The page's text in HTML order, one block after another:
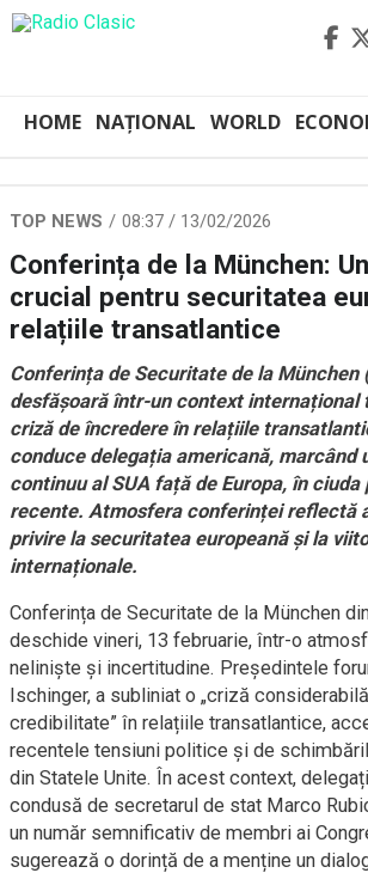
HOME NAȚIONAL WORLD
TOP NEWS 08:37 / 13/02/2026
Conferința de la München:
crucial pentru securitatea
relațiile transatlantice
Conferința de Securitate de la München
desfășoară într-un context internațional
criză de încredere în relațiile
conduce delegația americană, marcând
continuu al SUA față de Europa, în
recente. Atmosfera conferinței reflectă
privire la securitatea europeană și la
internaționale.
Conferința de Securitate de la München
deschide vineri, 13 februarie, într-o
neliniște și incertitudine. Președintele
Ischinger, a subliniat o „criză
credibilitate” în relațiile transatlantice,
recentele tensiuni politice și de
din Statele Unite. În acest context,
condusă de secretarul de stat Marco
un număr semnificativ de membri ai
sugerează o dorință de a menține un